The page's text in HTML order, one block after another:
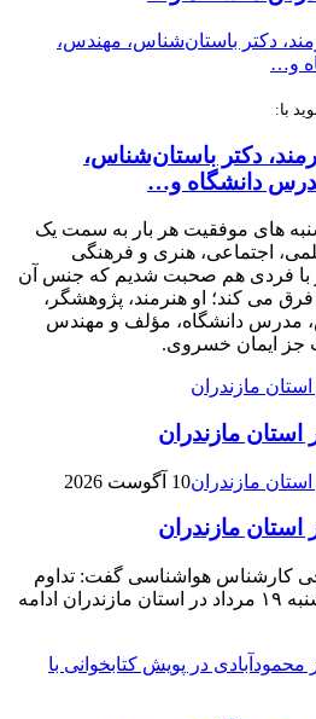
با:
دکتر باستان‌شناس،
دانشگاه و…
شنبه های موفقیت هر بار به سمت یک
اجتماعی، هنری و فرهنگی
با فردی هم صحبت شدیم که جنس آن
می کند؛ او هنرمند، پژوهشگر،
مدرس دانشگاه، مؤلف و مهندس
جز ایمان خسروی.
استان مازندران
10 آگوست 2026
استان مازندران
کارشناس هواشناسی گفت: تداوم
هوای گرم، امروز دوشنبه ۱۹ مرداد در استان مازندران ادامه